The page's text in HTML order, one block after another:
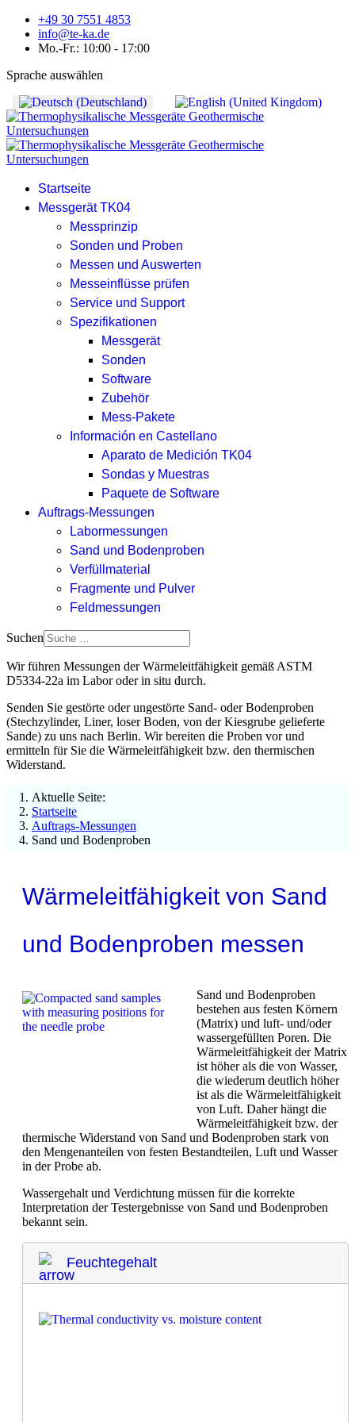
+49 30 7551 4853
info@te-ka.de
Mo.-Fr.: 10:00 - 17:00
Sprache auswählen
Startseite
Messgerät TK04
Messprinzip
Sonden und Proben
Messen und Auswerten
Messeinflüsse prüfen
Service und Support
Spezifikationen
Messgerät
Sonden
Software
Zubehör
Mess-Pakete
Información en Castellano
Aparato de Medición TK04
Sondas y Muestras
Paquete de Software
Auftrags-Messungen
Labormessungen
Sand und Bodenproben
Verfüllmaterial
Fragmente und Pulver
Feldmessungen
Suchen
Wir führen Messungen der Wärmeleitfähigkeit gemäß ASTM
D5334-22a im Labor oder in situ durch.
Senden Sie gestörte oder ungestörte Sand- oder Bodenproben
(Stechzylinder, Liner, loser Boden, von der Kiesgrube gelieferte
Sande) zu uns nach Berlin. Wir bereiten die Proben vor und
ermitteln für Sie die Wärmeleitfähigkeit bzw. den thermischen
Widerstand.
Aktuelle Seite:
Startseite
Auftrags-Messungen
Sand und Bodenproben
Wärmeleitfähigkeit von Sand
und Bodenproben messen
Sand und Bodenproben
bestehen aus festen Körnern
(Matrix) und luft- und/oder
wassergefüllten Poren. Die
Wärmeleitfähigkeit der Matrix
ist höher als die von Wasser,
die wiederum deutlich höher
ist als die Wärmeleitfähigkeit
von Luft. Daher hängt die
Wärmeleitfähigkeit bzw. der
thermische Widerstand von Sand und Bodenproben stark von
den Mengenanteilen von festen Bestandteilen, Luft und Wasser
in der Probe ab.
Wassergehalt und Verdichtung müssen für die korrekte
Interpretation der Testergebnisse von Sand und Bodenproben
bekannt sein.
Feuchtegehalt